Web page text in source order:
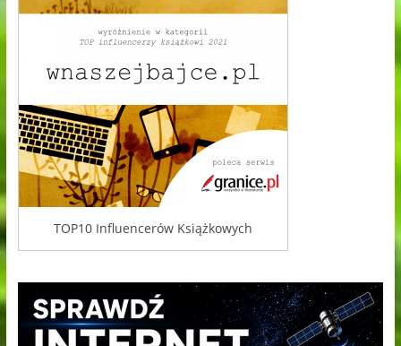
TOP10 Influencerów Książkowych